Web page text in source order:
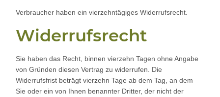
Verbraucher haben ein vierzehntägiges Widerrufsrecht.
Widerrufsrecht
Sie haben das Recht, binnen vierzehn Tagen ohne Angabe
von Gründen diesen Vertrag zu widerrufen. Die
Widerrufsfrist beträgt vierzehn Tage ab dem Tag, an dem
Sie oder ein von Ihnen benannter Dritter, der nicht der